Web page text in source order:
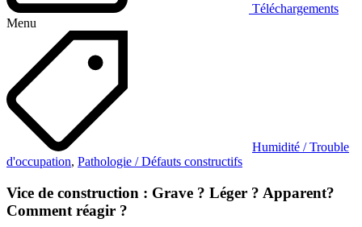
Téléchargements
Menu
Humidité / Trouble
d'occupation, Pathologie / Défauts constructifs
Vice de construction : Grave ? Léger ? Apparent?
Comment réagir ?